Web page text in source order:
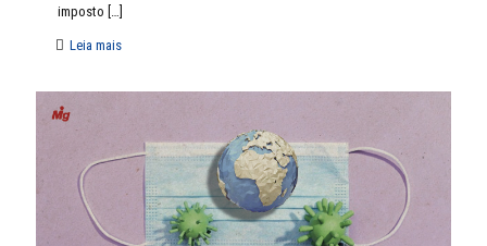
imposto
Leia mais